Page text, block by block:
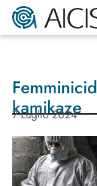
kamikaze
7 Luglio 2024